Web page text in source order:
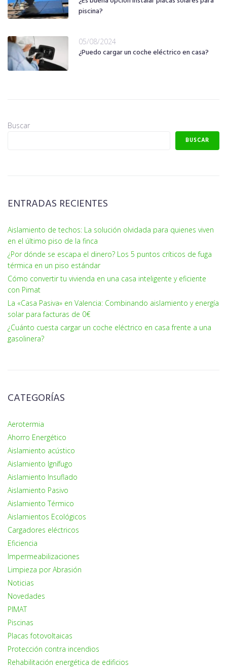
piscina?
05/08/2024
¿Puedo cargar un coche eléctrico en casa?
Buscar
BUSCAR
ENTRADAS RECIENTES
Aislamiento de techos: La solución olvidada para quienes viven
en el último piso de la finca
¿Por dónde se escapa el dinero? Los 5 puntos críticos de fuga
térmica en un piso estándar
Cómo convertir tu vivienda en una casa inteligente y eficiente
con Pimat
La «Casa Pasiva» en Valencia: Combinando aislamiento y energía
solar para facturas de 0€
¿Cuánto cuesta cargar un coche eléctrico en casa frente a una
gasolinera?
CATEGORÍAS
Aerotermia
Ahorro Energético
Aislamiento acústico
Aislamiento Ignífugo
Aislamiento Insuflado
Aislamiento Pasivo
Aislamiento Térmico
Aislamientos Ecológicos
Cargadores eléctricos
Eficiencia
Impermeabilizaciones
Limpieza por Abrasión
Noticias
Novedades
PIMAT
Piscinas
Placas fotovoltaicas
Protección contra incendios
Rehabilitación energética de edificios